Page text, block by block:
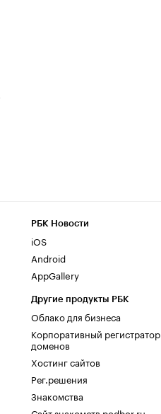
РБК Новости
iOS
Android
AppGallery
Другие продукты РБК
Облако для бизнеса
Корпоративный регистратор
доменов
Хостинг сайтов
Рег.решения
Знакомства